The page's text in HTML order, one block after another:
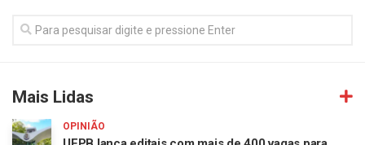
Mais Lidas
OPINIÃO